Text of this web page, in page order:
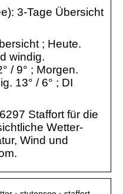
3-Tage Übersicht
; Heute.
windig.
/ 9° ; Morgen.
13° / 6° ; DI
Staffort für die
Wetter-
Wind und